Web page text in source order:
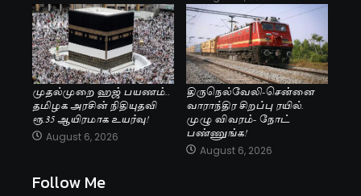
முதல்முறை ஹஜ் பயணம்..
தமிழக அரசின் நிதியுதவி
ரூ.35 ஆயிரமாக உயர்வு!
August 6, 2026
திருநெல்வேலி-சென்னை
வாராந்திர சிறப்பு ரயில்.
முழு விவரம்- நோட்
பண்ணுங்க!
August 6, 2026
Follow Me